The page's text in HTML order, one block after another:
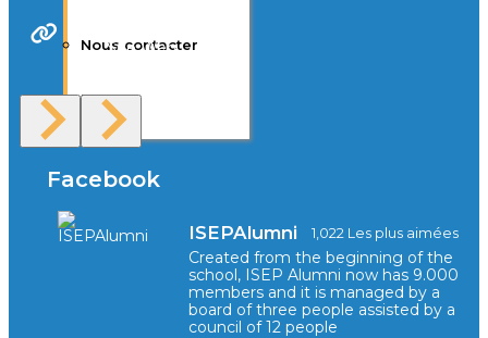
Nous contacter
F.A.Q
Site Web
Facebook
ISEPAlumni 1,022 Les plus aimées
Created from the beginning of the
school, ISEP Alumni now has 9.000
members and it is managed by a
board of three people assisted by a
council of 12 people